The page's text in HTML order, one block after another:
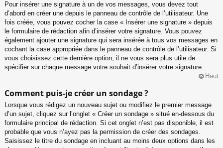
Pour insérer une signature à un de vos messages, vous devez tout
d’abord en créer une depuis le panneau de contrôle de l’utilisateur. Une
fois créée, vous pouvez cocher la case « Insérer une signature » depuis
le formulaire de rédaction afin d’insérer votre signature. Vous pouvez
également ajouter une signature qui sera insérée à tous vos messages en
cochant la case appropriée dans le panneau de contrôle de l’utilisateur. Si
vous choisissez cette dernière option, il ne vous sera plus utile de
spécifier sur chaque message votre souhait d’insérer votre signature.
Haut
Comment puis-je créer un sondage ?
Lorsque vous rédigez un nouveau sujet ou modifiez le premier message
d’un sujet, cliquez sur l’onglet « Créer un sondage » situé en-dessous du
formulaire principal de rédaction. Si cet onglet n’est pas disponible, il est
probable que vous n’ayez pas la permission de créer des sondages.
Saisissez le titre du sondage en incluant au moins deux options dans les